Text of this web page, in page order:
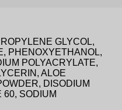
GLYCOL,
PHENOXYETHANOL,
POLYACRYLATE,
ALOE
DISODIUM
60, SODIUM